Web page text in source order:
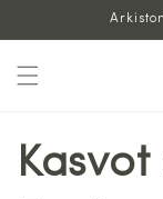
sisältöön